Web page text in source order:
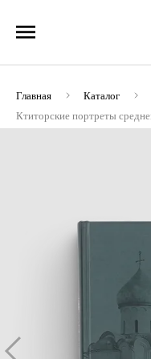
Главная Каталог
Ктиторские портреты
СD-диском) (ЭВРИКА!)